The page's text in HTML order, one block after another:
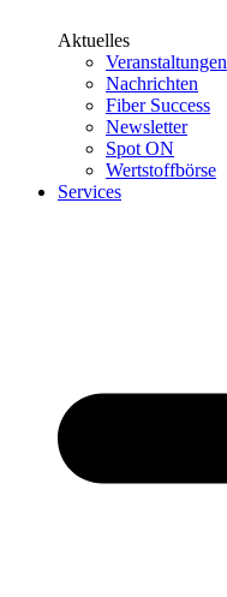
Aktuelles
Veranstaltungen
Nachrichten
Fiber Success
Newsletter
Spot ON
Wertstoffbörse
Services